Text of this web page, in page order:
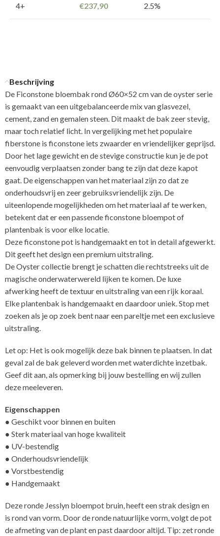
4+ €237,90 2.5%
Beschrijving
De Ficonstone bloembak rond Ø60×52 cm van de oyster serie
is gemaakt van een uitgebalanceerde mix van glasvezel,
cement, zand en gemalen steen. Dit maakt de bak zeer stevig,
maar toch relatief licht. In vergelijking met het populaire
fiberstone is ficonstone iets zwaarder en vriendelijker geprijsd.
Door het lage gewicht en de stevige constructie kun je de pot
eenvoudig verplaatsen zonder bang te zijn dat deze kapot
gaat. De eigenschappen van het materiaal zijn zo dat ze
onderhoudsvrij en zeer gebruiksvriendelijk zijn. De
uiteenlopende mogelijkheden om het materiaal af te werken,
betekent dat er een passende ficonstone bloempot of
plantenbak is voor elke locatie.
Deze ficonstone pot is handgemaakt en tot in detail afgewerkt.
Dit geeft het design een premium uitstraling.
De Oyster collectie brengt je schatten die rechtstreeks uit de
magische onderwaterwereld lijken te komen. De luxe
afwerking heeft de textuur en uitstraling van een rijk koraal.
Elke plantenbak is handgemaakt en daardoor uniek. Stop met
zoeken als je op zoek bent naar een pareltje met een exclusieve
uitstraling.
Let op: Het is ook mogelijk deze bak binnen te plaatsen. In dat
geval zal de bak geleverd worden met waterdichte inzetbak.
Geef dit aan, als opmerking bij jouw bestelling en wij zullen
deze meeleveren.
Eigenschappen
● Geschikt voor binnen en buiten
● Sterk materiaal van hoge kwaliteit
● UV-bestendig
● Onderhoudsvriendelijk
● Vorstbestendig
● Handgemaakt
Deze ronde Jesslyn bloempot bruin, heeft een strak design en
is rond van vorm. Door de ronde natuurlijke vorm, volgt de pot
de afmeting van de plant en past daardoor altijd. Tip: zet ronde